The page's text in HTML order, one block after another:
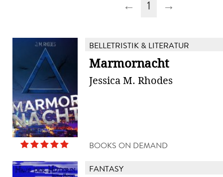
← 1 →
BELLETRISTIK & LITERATUR
Marmornacht
Jessica M. Rhodes
BOOKS ON DEMAND
FANTASY